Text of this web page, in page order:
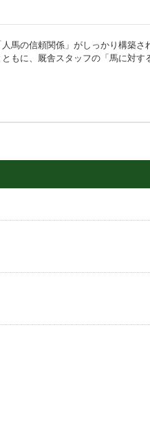
馬の信頼関係」がしっかり構築さ
もに、厩舎スタッフの「馬に対す